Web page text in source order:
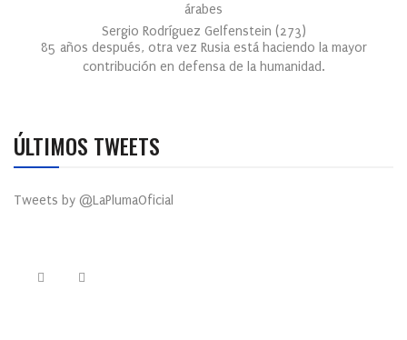
árabes
Sergio Rodríguez Gelfenstein (273)
85 años después, otra vez Rusia está haciendo la mayor
contribución en defensa de la humanidad.
ÚLTIMOS TWEETS
Tweets by @LaPlumaOficial